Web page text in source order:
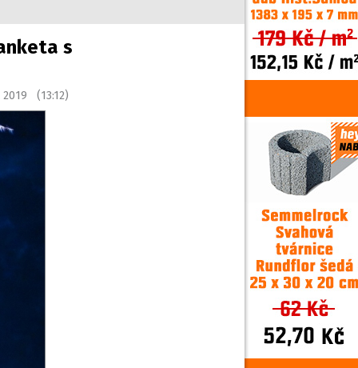
s
2019 (13:12)